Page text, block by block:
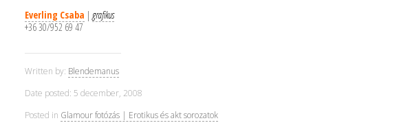
Everling Csaba | grafikus
+36 30/952 69 47
Written by: Blendemanus
Date posted: 5 december, 2008
Posted in Glamour fotózás | Erotikus és akt sorozatok